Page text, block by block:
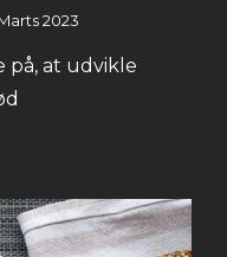
2023
på, at udvikle